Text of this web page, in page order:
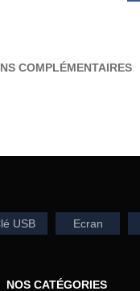
COMPLÉMENTAIRES
USB Ecran
NOS CATÉGORIES